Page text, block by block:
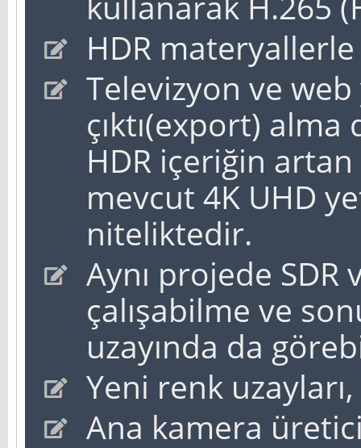
HDR
Televizyon ve web
çıktı(export)
HDR içeriğin artan
mevcut 4K UHD
niteliktedir.
Aynı projede
çalışabilme ve
uzayında da
Yeni renk
Ana kamera